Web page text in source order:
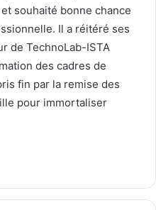
souhaité bonne chance
Il a réitéré ses
de TechnoLab-ISTA
des cadres de
fin par la remise des
pour immortaliser